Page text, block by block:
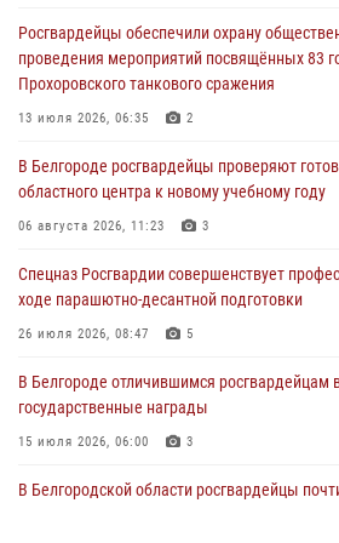
В Белгородской области продолжаются
проверки объектов образования с участием
учебному году
07 августа 2026, 16:08
Руководитель управления
по Белгородской области принял участие во
совещании-семинаре в Нижнем Новгороде
В Алексеевском округе росгвардейцы
проникновение в детский лагерь «Солнышко»
Росгвардейцы обеспечили охрану
проведения мероприятий посвящённых 83
Прохоровского танкового сражения
13 июля 2026, 06:35 2
В Белгороде росгвардейцы проверяют
областного центра к новому учебному году
06 августа 2026, 11:23 3
Спецназ Росгвардии совершенствует
ходе парашютно-десантной подготовки
26 июля 2026, 08:47 5
В Белгороде отличившимся росгвардейцам
государственные награды
15 июля 2026, 06:00 3
В Белгородской области росгвардейцы